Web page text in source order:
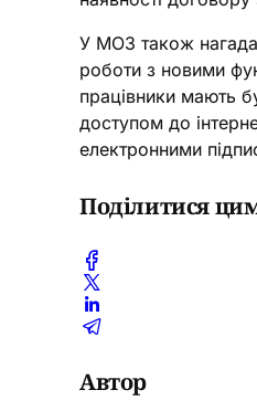
У МОЗ також
роботи з новими
працівники мають
доступом до
електронними
Поділитися
Автор